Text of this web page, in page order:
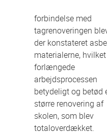
forbindelse med
tagrenoveringen
der konstateret
materialerne, hvilket
forlængede
arbejdsprocessen
betydeligt og betød
større renovering af
skolen, som blev
totaloverdækket.